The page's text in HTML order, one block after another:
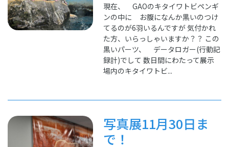
現在、 GAOのキタイワトビペンギ
ンの中に お腹になんか黒いのつけ
てるのが6羽いるんですが 気付かれ
た方、いらっしゃいますか？？ この
黒いパーツ、 データロガー(行動記
録計)でして 数日間にわたって展示
場内のキタイワトビ...
写真展11月30日ま
で！